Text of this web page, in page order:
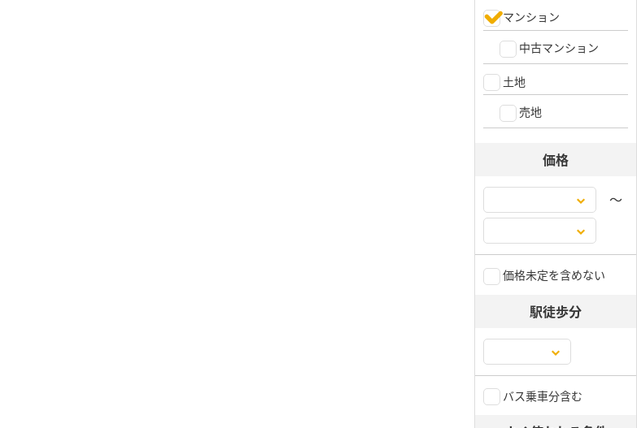
マンション
中古マンション
土地
売地
価格
〜
価格未定を含めない
駅徒歩分
バス乗車分含む